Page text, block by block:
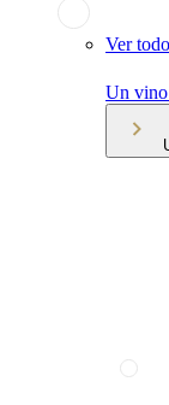
Ver todo
Un